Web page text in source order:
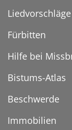
Liedvorschläge
Fürbitten
Hilfe bei
Bistums-Atlas
Beschwerde
Immobilien